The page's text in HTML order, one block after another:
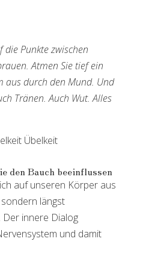
die Punkte zwischen
Atmen Sie tief ein
aus durch den Mund. Und
Tränen. Auch Wut. Alles
den Bauch beeinflussen
auf unseren Körper aus
längst
innere Dialog
und damit